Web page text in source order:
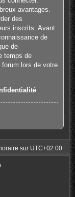
avantages.
des
inscrits. Avant
de
de
temps de
lors de votre
sur UTC+02:00